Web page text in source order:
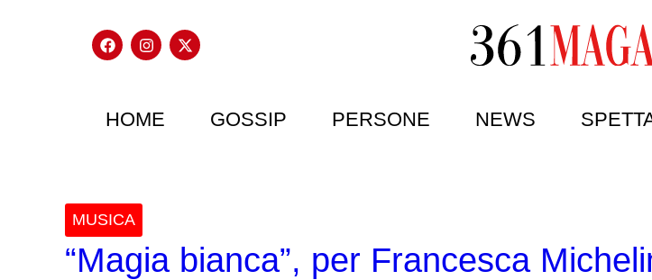
HOME GOSSIP PERSONE NEWS
MUSICA
“Magia bianca”, per Francesca